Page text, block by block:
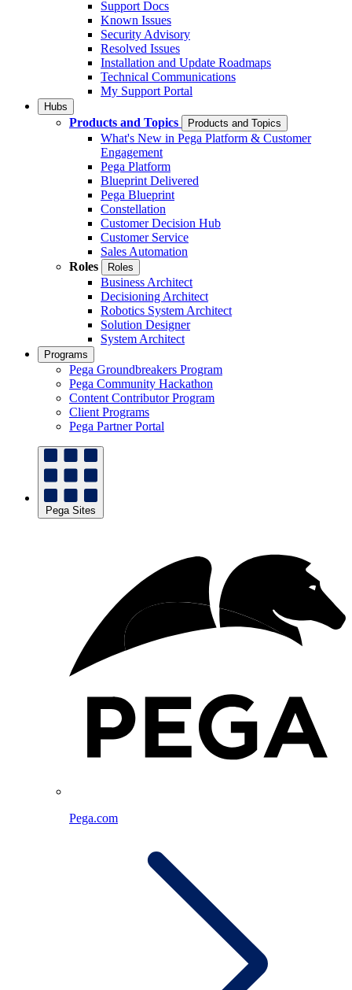
Support Docs
Known Issues
Security Advisory
Resolved Issues
Installation and Update Roadmaps
Technical Communications
My Support Portal
Hubs
Products and Topics Products and Topics
What's New in Pega Platform & Customer
Engagement
Pega Platform
Blueprint Delivered
Pega Blueprint
Constellation
Customer Decision Hub
Customer Service
Sales Automation
Roles
Roles
Business Architect
Decisioning Architect
Robotics System Architect
Solution Designer
System Architect
Programs
Pega Groundbreakers Program
Pega Community Hackathon
Content Contributor Program
Client Programs
Pega Partner Portal
Pega Sites
Pega.com